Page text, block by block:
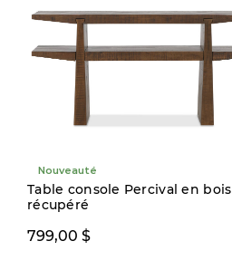
Nouveauté
Table console Percival en bois
récupéré
799,00 $